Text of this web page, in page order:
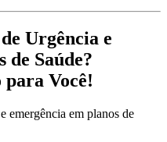
Urgência e
de Saúde?
para Você!